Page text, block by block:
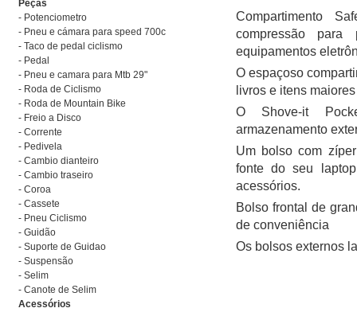
Peças
- Potenciometro
- Pneu e cámara para speed 700c
- Taco de pedal ciclismo
- Pedal
- Pneu e camara para Mtb 29"
- Roda de Ciclismo
- Roda de Mountain Bike
- Freio a Disco
- Corrente
- Pedivela
- Cambio dianteiro
- Cambio traseiro
- Coroa
- Cassete
- Pneu Ciclismo
- Guidão
- Suporte de Guidao
- Suspensão
- Selim
- Canote de Selim
Acessórios
Compartimento
compressão
equipamentos
O espaçoso
livros e itens maiores
O Shove-it
armazenamento
Um bolso com
fonte do seu
acessórios.
Bolso frontal de
de conveniência
Os bolsos externos